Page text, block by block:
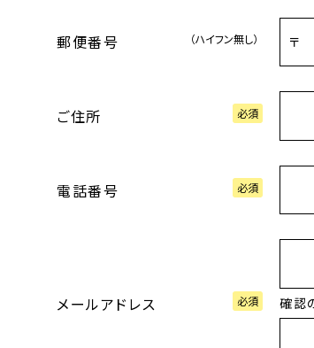
郵便番号 （ハイフン無し）
ご住所 必須
電話番号 必須
メールアドレス 必須 確認